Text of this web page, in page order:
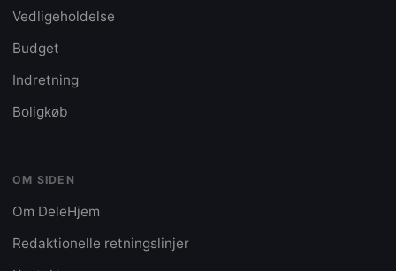
Vedligeholdelse
Budget
Indretning
Boligkøb
OM SIDEN
Om DeleHjem
Redaktionelle retningslinjer